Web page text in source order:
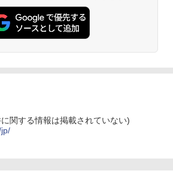
スDIGITAL)
モノクロ版 39 (ジャンプ
ミックスDIGITAL)
関する情報は掲載されていない)